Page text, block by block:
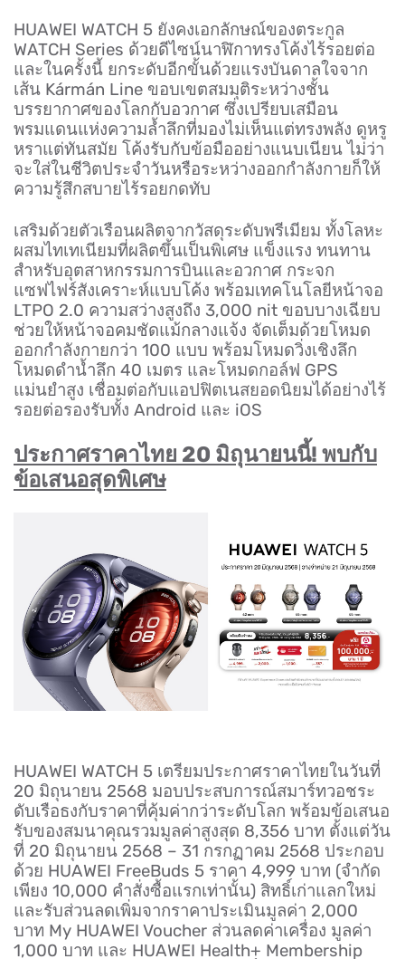
HUAWEI WATCH 5 ยังคงเอกลักษณ์ของตระกูล
WATCH Series ด้วยดีไซน์นาฬิกาทรงโค้งไร้รอยต่อ
และในครั้งนี้ ยกระดับอีกขั้นด้วยแรงบันดาลใจจาก
เส้น Kármán Line ขอบเขตสมมุติระหว่างชั้น
บรรยากาศของโลกกับอวกาศ ซึ่งเปรียบเสมือน
พรมแดนแห่งความล้ำลึกที่มองไม่เห็นแต่ทรงพลัง ดูหรู
หราแต่ทันสมัย โค้งรับกับข้อมืออย่างแนบเนียน ไม่ว่า
จะใส่ในชีวิตประจำวันหรือระหว่างออกกำลังกายก็ให้
ความรู้สึกสบายไร้รอยกดทับ
เสริมด้วยตัวเรือนผลิตจากวัสดุระดับพรีเมียม ทั้งโลหะ
ผสมไทเทเนียมที่ผลิตขึ้นเป็นพิเศษ แข็งแรง ทนทาน
สำหรับอุตสาหกรรมการบินและอวกาศ กระจก
แซฟไฟร์สังเคราะห์แบบโค้ง พร้อมเทคโนโลยีหน้าจอ
LTPO 2.0 ความสว่างสูงถึง 3,000 nit ขอบบางเฉียบ
ช่วยให้หน้าจอคมชัดแม้กลางแจ้ง จัดเต็มด้วยโหมด
ออกกำลังกายกว่า 100 แบบ พร้อมโหมดวิ่งเชิงลึก
โหมดดำน้ำลึก 40 เมตร และโหมดกอล์ฟ GPS
แม่นยำสูง เชื่อมต่อกับแอปฟิตเนสยอดนิยมได้อย่างไร้
รอยต่อรองรับทั้ง Android และ iOS
ประกาศราคาไทย 20 มิถุนายนนี้! พบกับ
ข้อเสนอสุดพิเศษ
HUAWEI WATCH 5 เตรียมประกาศราคาไทยในวันที่
20 มิถุนายน 2568 มอบประสบการณ์สมาร์ทวอชระ
ดับเรือธงกับราคาที่คุ้มค่ากว่าระดับโลก พร้อมข้อเสนอ
รับของสมนาคุณรวมมูลค่าสูงสุด 8,356 บาท ตั้งแต่วัน
ที่ 20 มิถุนายน 2568 – 31 กรกฏาคม 2568 ประกอบ
ด้วย HUAWEI FreeBuds 5 ราคา 4,999 บาท (จำกัด
เพียง 10,000 คำสั่งซื้อแรกเท่านั้น) สิทธิ์เก่าแลกใหม่
และรับส่วนลดเพิ่มจากราคาประเมินมูลค่า 2,000
บาท My HUAWEI Voucher ส่วนลดค่าเครื่อง มูลค่า
1,000 บาท และ HUAWEI Health+ Membership